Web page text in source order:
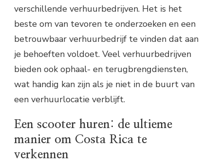
verschillende verhuurbedrijven. Het is het
beste om van tevoren te onderzoeken en een
betrouwbaar verhuurbedrijf te vinden dat aan
je behoeften voldoet. Veel verhuurbedrijven
bieden ook ophaal- en terugbrengdiensten,
wat handig kan zijn als je niet in de buurt van
een verhuurlocatie verblijft.
Een scooter huren: de ultieme
manier om Costa Rica te
verkennen